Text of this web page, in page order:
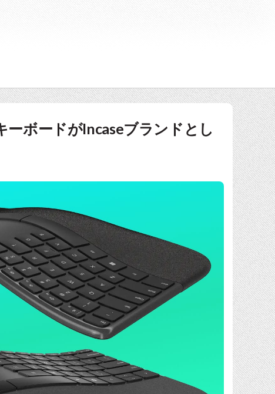
ボードがIncaseブランドとし